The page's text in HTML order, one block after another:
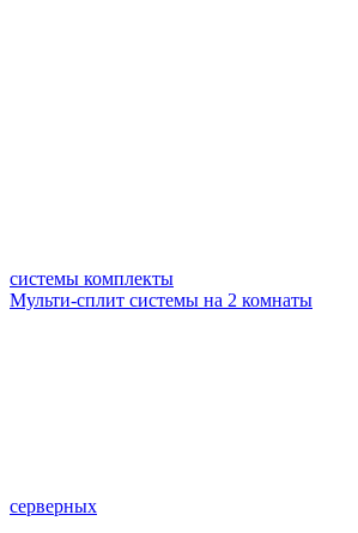
системы комплекты
Мульти-сплит системы на 2 комнаты
серверных